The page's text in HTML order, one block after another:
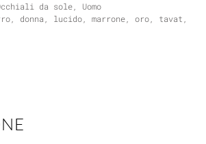
da sole, Uomo
, donna, lucido, marrone, oro, tavat,